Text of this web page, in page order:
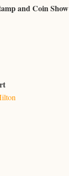
and Coin Show